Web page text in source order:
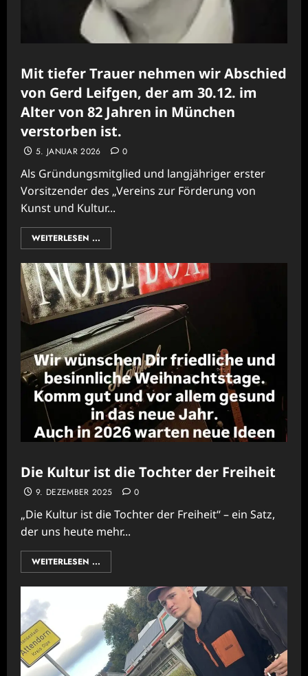
Mit tiefer Trauer nehmen wir Abschied
von Gerd Leifgen, der am 30.12. im
Alter von 82 Jahren in München
verstorben ist.
5. JANUAR 2026 0
Als Gründungsmitglied und langjähriger erster
Vorsitzender des „Vereins zur Förderung von
Kunst und Kultur...
WEITERLESEN ...
Die Kultur ist die Tochter der Freiheit
9. DEZEMBER 2025 0
„Die Kultur ist die Tochter der Freiheit“ – ein Satz,
der uns heute mehr...
WEITERLESEN ...